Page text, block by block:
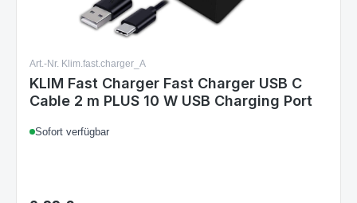
Art.-Nr. Klim.fast.charger_A
KLIM Fast Charger Fast Charger USB C
Cable 2 m PLUS 10 W USB Charging Port
Sofort verfügbar